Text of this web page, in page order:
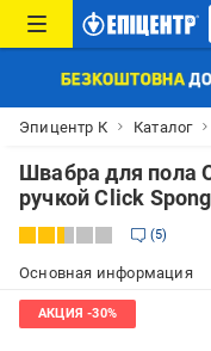
Эпицентр К Каталог
Швабра для пола
ручкой Click
5
Основная информация